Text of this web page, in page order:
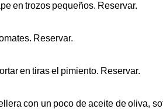
en trozos pequeños. Reservar.
Reservar.
en tiras el pimiento. Reservar.
con un poco de aceite de oliva,